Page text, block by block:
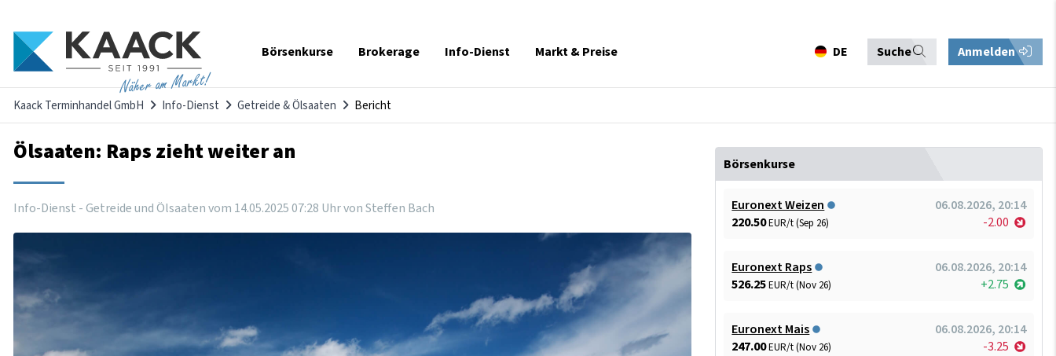
Näher am Markt!
Navigation
Börsenkurse Brokerage Info-Dienst Markt & Preise DE Suche Anmelden
Kaack Terminhandel GmbH Info-Dienst Getreide & Ölsaaten Bericht
Ölsaaten: Raps zieht weiter an
Info-Dienst - Getreide und Ölsaaten vom 14.05.202507:28 Uhrvon Steffen Bach
Börsenkurse
Euronext Weizen
06.08.2026, 20:14
220.50EUR/t (Sep 26) -2.00
Euronext Raps
06.08.2026, 20:14
526.25EUR/t (Nov 26) +2.75
Euronext Mais
06.08.2026, 20:14
247.00EUR/t (Nov 26) -3.25